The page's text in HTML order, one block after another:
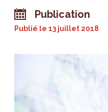
Publication
Publié le13 juillet 2018